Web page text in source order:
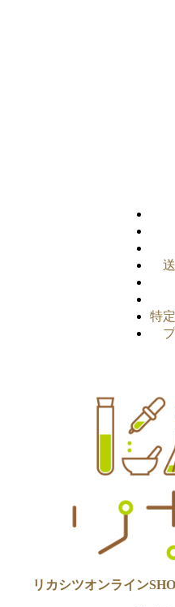
特
リカシツオンライン